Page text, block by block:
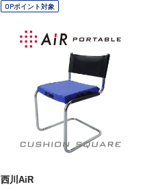
OPポイント対象
西川AiR